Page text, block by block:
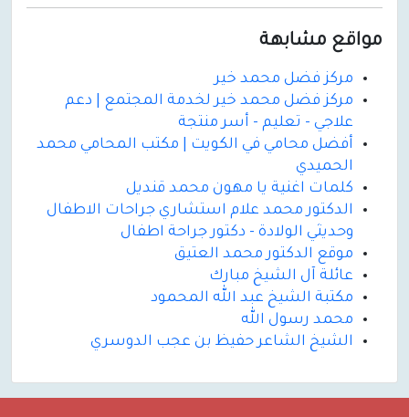
مواقع مشابهة
مركز فضل محمد خير
مركز فضل محمد خير لخدمة المجتمع | دعم
علاجي - تعليم - أسر منتجة
أفضل محامي في الكويت | مكتب المحامي محمد
الحميدي
كلمات اغنية يا مهون محمد قنديل
الدكتور محمد علام استشاري جراحات الاطفال
وحديثي الولادة - دكتور جراحة اطفال
موقع الدكتور محمد العتيق
عائلة آل الشيخ مبارك
مكتبة الشيخ عبد الله المحمود
محمد رسول الله
الشيخ الشاعر حفيظ بن عجب الدوسري